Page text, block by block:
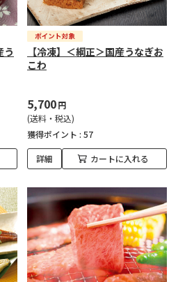
う
【冷凍】＜綱正＞国産うなぎお
こわ
5,700円
(送料・税込)
獲得ポイント : 57
詳細 カートに入れる